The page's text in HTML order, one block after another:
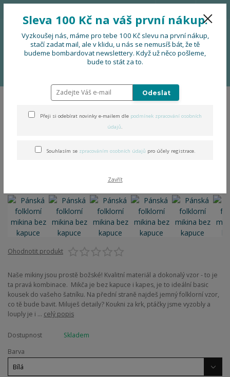
Menu
0 Kč
Pánská folklorní mikina bez
Ohodnotit produkt
Naše mikiny jsou prostě božské! Kvalitní materiál a dokonalý vzor - to je
ta pravá kombinace. Mikča je bez kapuce i kapes, je to ideální basic
kousek do vašeho šatníku. Na přední straně najdeš jemný folklorní vzor,
co tě bude bavit. Miluješ detaily? Koukni za krk, ptáčky jsme vyzobly a
louply je i ... celý popis
Dostupnost
Skladem
Barva
Sleva 100 Kč na váš první nákup.
Vyzkoušej nás, máme pro tebe 100 Kč slevu na první nákup,
stačí zadat mail, ale v klidu, u nás se nemusíš bát, že tě
budeme bombardovat newslettery. Když už něco pošleme,
bude to stát za to.
Odeslat
Přeji si odebírat novinky e-mailem dle podmínek zpracování osobních
údajů.
Souhlasím se zpracováním osobních údajů pro účely registrace.
Zavřít